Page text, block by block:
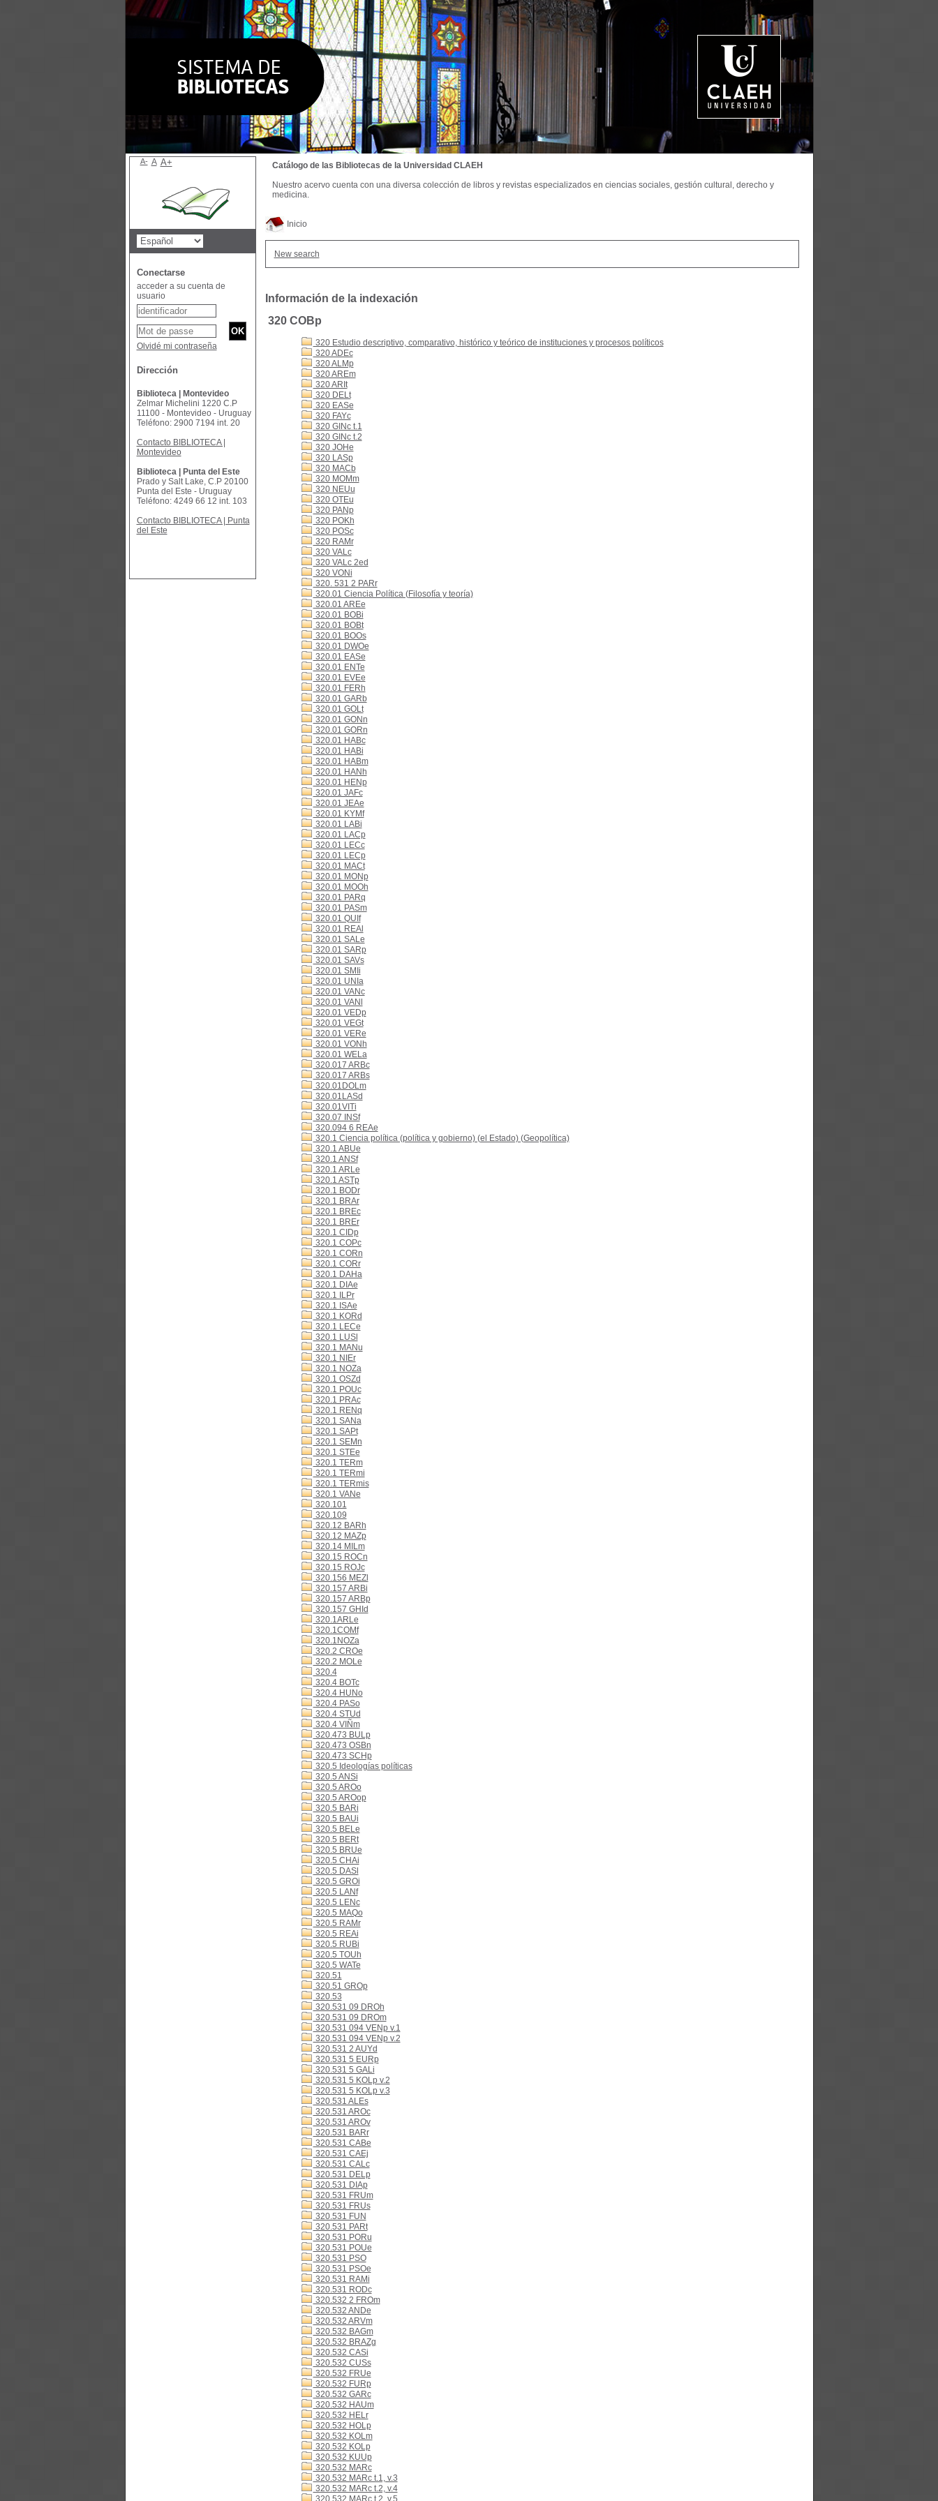
Inicio
New search
Información de la indexación
320 COBp
320 Estudio descriptivo, comparativo, histórico y teórico de instituciones y procesos políticos
320 ADEc
320 ALMp
320 AREm
320 ARIt
320 DELt
320 EASe
320 FAYc
320 GINc t.1
320 GINc t.2
320 JOHe
320 LASp
320 MACb
320 MOMm
320 NEUu
320 OTEu
320 PANp
320 POKh
320 POSc
320 RAMr
320 VALc
320 VALc 2ed
320 VONi
320. 531 2 PARr
320.01 Ciencia Política (Filosofía y teoría)
320.01 AREe
320.01 BOBi
320.01 BOBt
320.01 BOOs
320.01 DWOe
320.01 EASe
320.01 ENTe
320.01 EVEe
320.01 FERh
320.01 GARb
320.01 GOLt
320.01 GONn
320.01 GORn
320.01 HABc
320.01 HABi
320.01 HABm
320.01 HANh
320.01 HENp
320.01 JAFc
320.01 JEAe
320.01 KYMf
320.01 LABi
320.01 LACp
320.01 LECc
320.01 LECp
320.01 MACt
320.01 MONp
320.01 MOOh
320.01 PARq
320.01 PASm
320.01 QUIf
320.01 REAl
320.01 SALe
320.01 SARp
320.01 SAVs
320.01 SMIi
320.01 UNIa
320.01 VANc
320.01 VANl
320.01 VEDp
320.01 VEGt
320.01 VERe
320.01 VONh
320.01 WELa
320.017 ARBc
320.017 ARBs
320.01DOLm
320.01LASd
320.01VITi
320.07 INSf
320.094 6 REAe
320.1 Ciencia política (política y gobierno) (el Estado) (Geopolítica)
320.1 ABUe
320.1 ANSf
320.1 ARLe
320.1 ASTp
320.1 BODr
320.1 BRAr
320.1 BREc
320.1 BREr
320.1 CIDp
320.1 COPc
320.1 CORn
320.1 CORr
320.1 DAHa
320.1 DIAe
320.1 ILPr
320.1 ISAe
320.1 KORd
320.1 LECe
320.1 LUSl
320.1 MANu
320.1 NIEr
320.1 NOZa
320.1 OSZd
320.1 POUc
320.1 PRAc
320.1 RENq
320.1 SANa
320.1 SAPt
320.1 SEMn
320.1 STEe
320.1 TERm
320.1 TERmi
320.1 TERmis
320.1 VANe
320.101
320.109
320.12 BARh
320.12 MAZp
320.14 MILm
320.15 ROCn
320.15 ROJc
320.156 MEZl
320.157 ARBi
320.157 ARBp
320.157 GHId
320.1ARLe
320.1COMf
320.1NOZa
320.2 CROe
320.2 MOLe
320.4
320.4 BOTc
320.4 HUNo
320.4 PASo
320.4 STUd
320.4 VIÑm
320.473 BULp
320.473 OSBn
320.473 SCHp
320.5 Ideologías políticas
320.5 ANSi
320.5 AROo
320.5 AROop
320.5 BARi
320.5 BAUi
320.5 BELe
320.5 BERt
320.5 BRUe
320.5 CHAi
320.5 DASl
320.5 GROi
320.5 LANf
320.5 LENc
320.5 MAQo
320.5 RAMr
320.5 REAi
320.5 RUBi
320.5 TOUh
320.5 WATe
320.51
320.51 GROp
320.53
320.531 09 DROh
320.531 09 DROm
320.531 094 VENp v.1
320.531 094 VENp v.2
320.531 2 AUYd
320.531 5 EURp
320.531 5 GALi
320.531 5 KOLp v.2
320.531 5 KOLp v.3
320.531 ALEs
320.531 AROc
320.531 AROv
320.531 BARr
320.531 CABe
320.531 CAEj
320.531 CALc
320.531 DELp
320.531 DIAp
320.531 FRUm
320.531 FRUs
320.531 FUN
320.531 PARt
320.531 PORu
320.531 POUe
320.531 PSO
320.531 PSOe
320.531 RAMi
320.531 RODc
320.532 2 FROm
320.532 ANDe
320.532 ARVm
320.532 BAGm
320.532 BRAZg
320.532 CASi
320.532 CUSs
320.532 FRUe
320.532 FURp
320.532 GARc
320.532 HAUm
320.532 HELr
320.532 HOLp
320.532 KOLm
320.532 KOLp
320.532 KUUp
320.532 MARc
320.532 MARc t.1, v.3
320.532 MARc t.2, v.4
320.532 MARc t.2, v.5
Catálogo de las Bibliotecas de la Universidad CLAEH
Nuestro acervo cuenta con una diversa colección de libros y revistas especializados en ciencias sociales, gestión cultural, derecho y
medicina.
A- A A+
Conectarse
acceder a su cuenta de
usuario
Olvidé mi contraseña
Dirección
Biblioteca | Montevideo
Zelmar Michelini 1220 C.P
11100 - Montevideo - Uruguay
Teléfono: 2900 7194 int. 20
Contacto BIBLIOTECA |
Montevideo
Biblioteca | Punta del Este
Prado y Salt Lake, C.P 20100
Punta del Este - Uruguay
Teléfono: 4249 66 12 int. 103
Contacto BIBLIOTECA | Punta
del Este